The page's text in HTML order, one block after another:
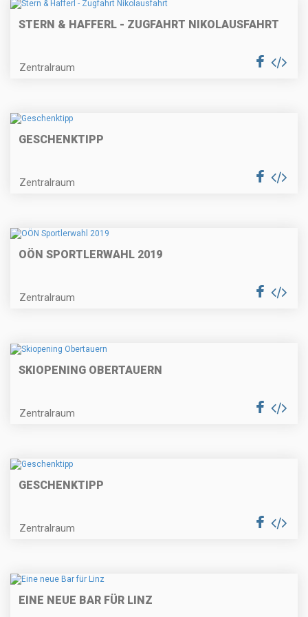
STERN & HAFFERL - ZUGFAHRT NIKOLAUSFAHRT
Zentralraum
GESCHENKTIPP
Zentralraum
OÖN SPORTLERWAHL 2019
Zentralraum
SKIOPENING OBERTAUERN
Zentralraum
GESCHENKTIPP
Zentralraum
EINE NEUE BAR FÜR LINZ